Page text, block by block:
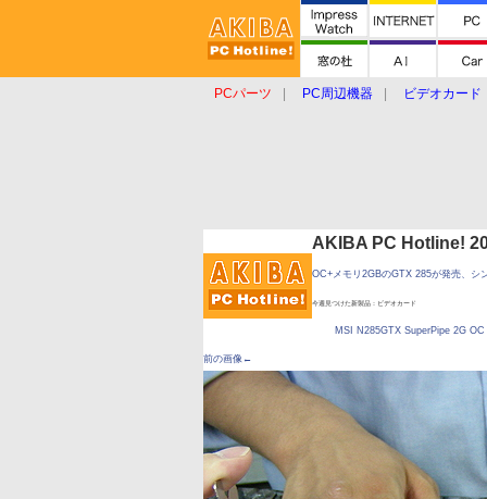
PCパーツ PC周辺機器
ビデオカード
AKIBA PC Hotline!
OC+メモリ2GBのGTX 285が発売、シ
今週見つけた新製品：ビデオカード
MSI N285GTX SuperPipe 2G OC
前の画像←